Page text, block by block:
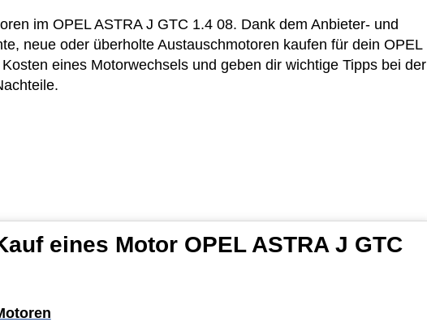
im OPEL ASTRA J GTC 1.4 08. Dank dem Anbieter- und
neue oder überholte Austauschmotoren kaufen für dein OPEL
eines Motorwechsels und geben dir wichtige Tipps bei der
eines Motor OPEL ASTRA J GTC